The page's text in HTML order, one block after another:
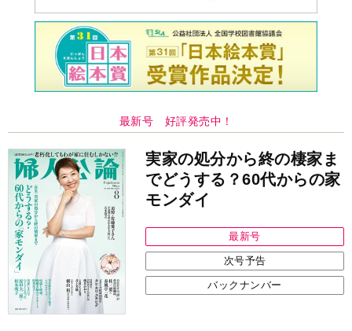
最新号 好評発売中！
実家の処分から終の棲家ま
でどうする？60代からの家
モンダイ
最新号
次号予告
バックナンバー